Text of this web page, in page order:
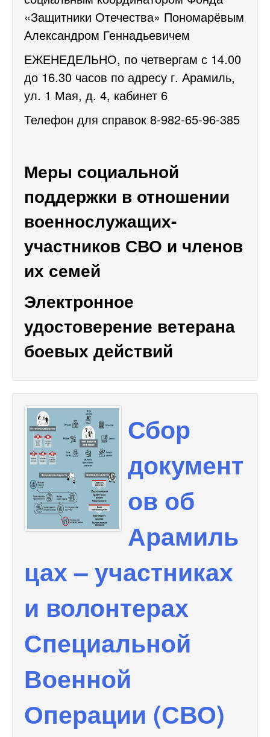
«Защитники Отечества» Пономарёвым
Александром Геннадьевичем
ЕЖЕНЕДЕЛЬНО, по четвергам с 14.00
до 16.30 часов по адресу г. Арамиль,
ул. 1 Мая, д. 4, кабинет 6
Телефон для справок 8-982-65-96-385
Меры социальной
поддержки в отношении
военнослужащих-
участников СВО и членов
их семей
Электронное
удостоверение ветерана
боевых действий
Сбор
документ
ов об
Арамиль
цах – участниках
и волонтерах
Специальной
Военной
Операции (СВО)